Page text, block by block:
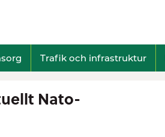
Trafik och infrastruktur
Nato-